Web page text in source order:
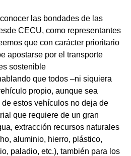
las bondades de las
CECU, como representantes
que con carácter prioritario
apostarse por el transporte
sostenible
que todos –ni siquiera
propio, aunque sea
estos vehículos no deja de
que requiere de un gran
extracción recursos naturales
aluminio, hierro, plástico,
paladio, etc.), también para los